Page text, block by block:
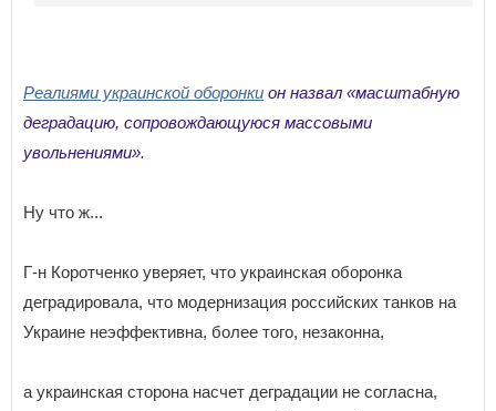
Реалиями украинской оборонки он назвал «масштабную
деградацию, сопровождающуюся массовыми
увольнениями».
Ну что ж...
Г-н Коротченко уверяет, что украинская оборонка
деградировала, что модернизация российских танков на
Украине неэффективна, более того, незаконна,
а украинская сторона насчет деградации не согласна,